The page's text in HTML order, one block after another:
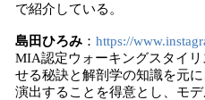
で紹介している。
島田ひろみ ： https://
MIA認定ウォーキングスタイ
せる秘訣と解剖学の知識を元
演出することを得意とし、モ